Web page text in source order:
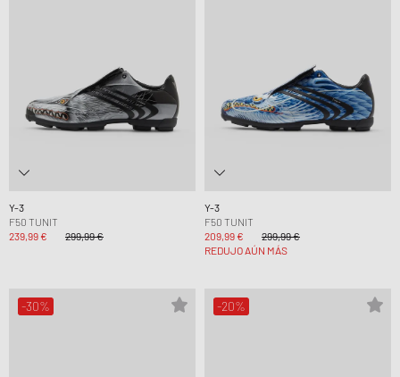
Y-3
F50 TUNIT
239,99 €
299,99 €
Y-3
F50 TUNIT
209,99 €
299,99 €
REDUJO AÚN MÁS
-30% -20%